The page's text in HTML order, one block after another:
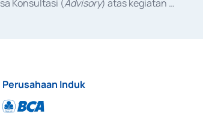
Konsultasi (Advisory) atas kegiatan
Perusahaan Induk